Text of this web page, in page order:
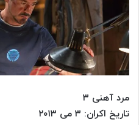
مرد آهنی ۳
تاریخ اکران: ۳ می ۲۰۱۳